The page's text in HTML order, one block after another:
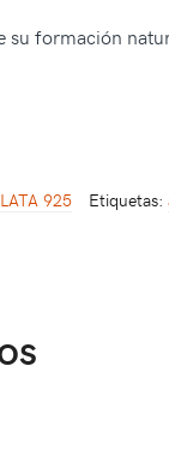
su formación
925 Etiquetas: